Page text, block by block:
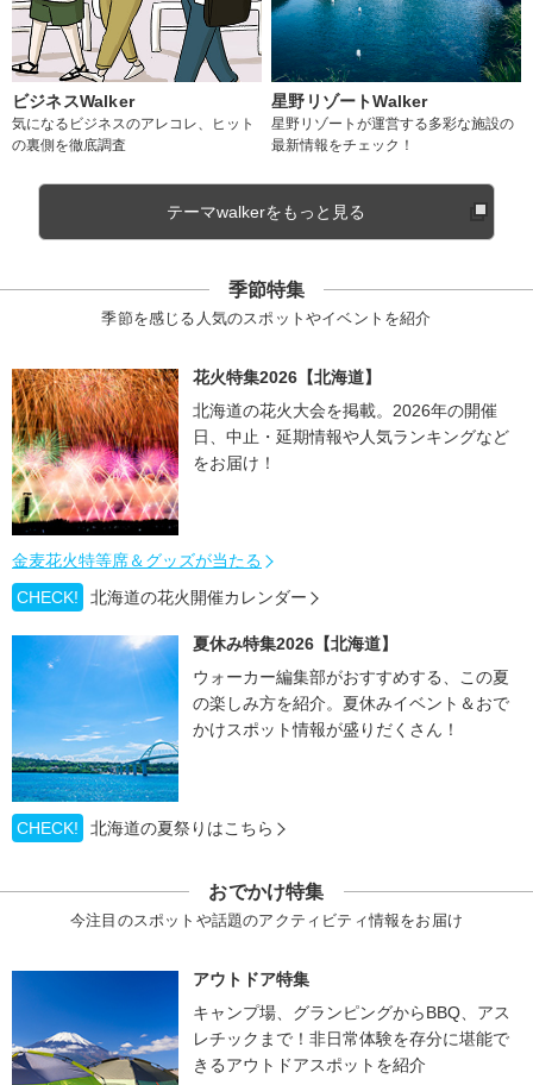
ビジネスWalker
気になるビジネスのアレコレ、ヒット
の裏側を徹底調査
星野リゾートWalker
星野リゾートが運営する多彩な施設の
最新情報をチェック！
テーマwalkerをもっと見る
季節特集
季節を感じる人気のスポットやイベントを紹介
花火特集2026【北海道】
北海道の花火大会を掲載。2026年の開催
日、中止・延期情報や人気ランキングなど
をお届け！
金麦花火特等席＆グッズが当たる
CHECK!
北海道の花火開催カレンダー
夏休み特集2026【北海道】
ウォーカー編集部がおすすめする、この夏
の楽しみ方を紹介。夏休みイベント＆おで
かけスポット情報が盛りだくさん！
CHECK! 北海道の夏祭りはこちら
おでかけ特集
今注目のスポットや話題のアクティビティ情報をお届け
アウトドア特集
キャンプ場、グランピングからBBQ、アス
レチックまで！非日常体験を存分に堪能で
きるアウトドアスポットを紹介